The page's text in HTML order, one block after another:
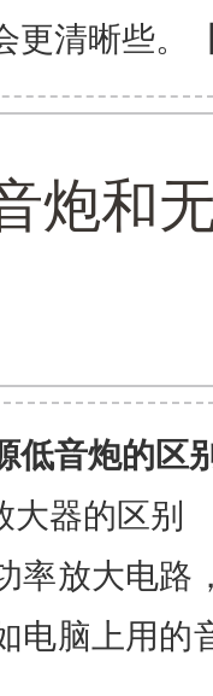
更清晰些。
炮和
低音炮的区
大器的区别
率放大电路
电脑上用的